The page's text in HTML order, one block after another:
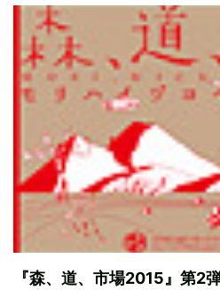
『森、道、市場2015』第2